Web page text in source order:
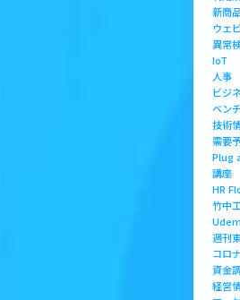
新商
ウェ
異常
IoT
人事
ビジ
ベン
技術
需要
Plug
講座
HR
竹中
週刊
コロナ
資金
経営